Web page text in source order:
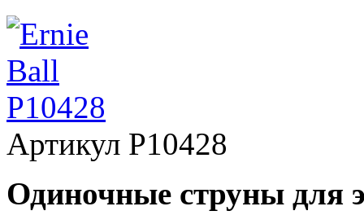
Артикул P10428
Одиночные струны для